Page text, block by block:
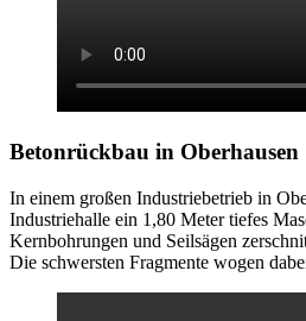
Betonrückbau in Oberhausen
In einem großen Industriebetrieb in
Industriehalle ein 1,80 Meter tiefes
Kernbohrungen und Seilsägen
Die schwersten Fragmente wogen